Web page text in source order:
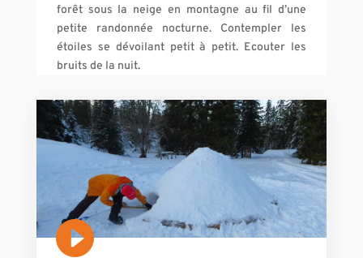
forêt sous la neige en montagne au fil d’une
petite randonnée nocturne. Contempler les
étoiles se dévoilant petit à petit. Ecouter les
bruits de la nuit.
